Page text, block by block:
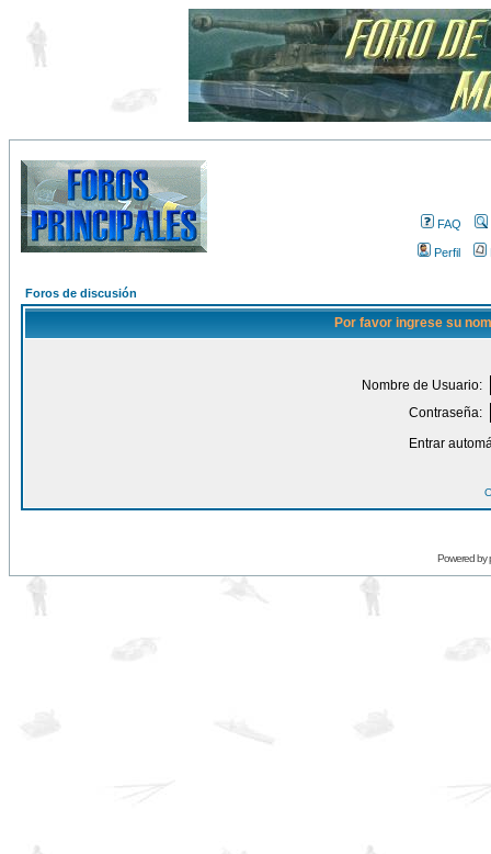
FAQ
Perfil
Foros de discusión
Por favor ingrese su
Nombre de Usuario:
Contraseña:
Entrar
Powered by